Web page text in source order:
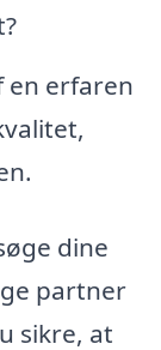
en erfaren
dine
partner
sikre, at